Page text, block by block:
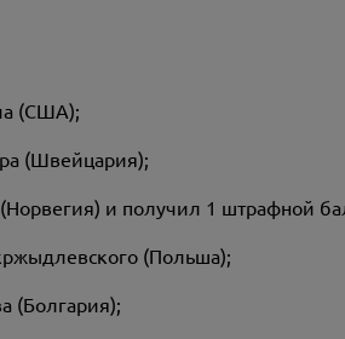
(США);
(Швейцария);
и получил 1 штрафной
(Польша);
(Болгария);